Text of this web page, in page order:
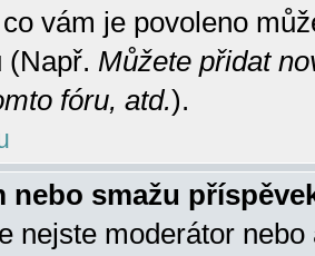
vám je povoleno
(Např. Můžete přidat
fóru, atd.).
nebo smažu
nejste moderátor